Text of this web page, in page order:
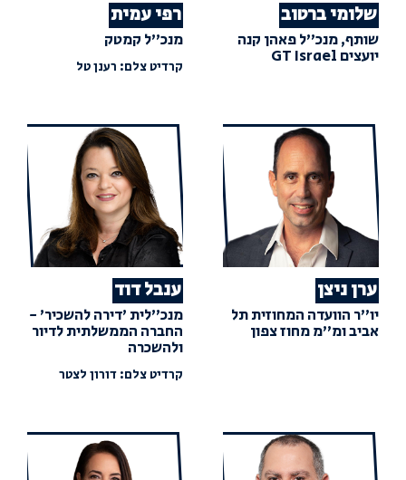
שלומי ברטוב
שותף, מנכ"ל פאהן קנה
יועצים GT Israel
רפי עמית
מנכ"ל קמטק
קרדיט צלם: רענן טל
ערן ניצן
יו"ר הוועדה המחוזית תל
אביב ומ"מ מחוז צפון
ענבל דוד
מנכ"לית 'דירה להשכיר' -
החברה הממשלתית לדיור
ולהשכרה
קרדיט צלם: דורון לצטר